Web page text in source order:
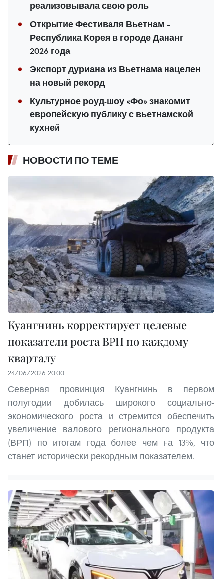
реализовывала свою роль
Открытие Фестиваля Вьетнам –
Республика Корея в городе Дананг
2026 года
Экспорт дуриана из Вьетнама нацелен
на новый рекорд
Культурное роуд-шоу «Фо» знакомит
европейскую публику с вьетнамской
кухней
НОВОСТИ ПО ТЕМЕ
Куангнинь корректирует целевые
показатели роста ВРП по каждому
кварталу
24/06/2026 20:00
Северная провинция Куангнинь в первом
полугодии добилась широкого социально-
экономического роста и стремится обеспечить
увеличение валового регионального продукта
(ВРП) по итогам года более чем на 13%, что
станет исторически рекордным показателем.